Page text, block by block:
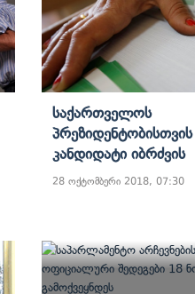
Საქართველოს
Კანდიდატი Იბრძვის
28 ოქტომბერი 2018, 07:30